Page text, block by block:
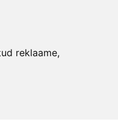
reklaame,